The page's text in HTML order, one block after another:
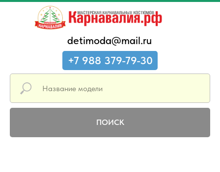
detimoda@mail.ru
+7 988 379-79-30
ПОИСК